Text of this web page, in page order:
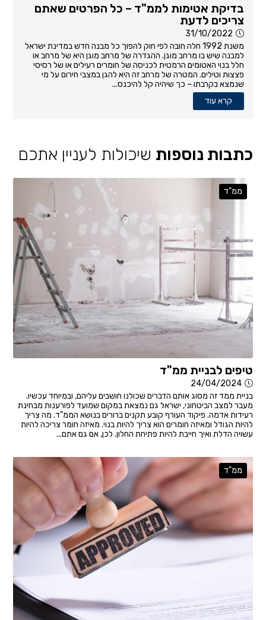
בדיקת אטימות לממ"ד – כל הפרטים שאתם
צריכים לדעת
31/10/2022
משנת 1992 חלה חובה לפי חוק להפוך כל מבנה חדש במדינת ישראל
למבנה שיש בו מרחב מוגן. ההגדרה של מרחב מוגן היא של מרחב או
חלל בנוי האטומים הרמטית לכניסה של חומרים רעילים או של רסיסי
פצצות וטילים. המטרה של מרחב זה היא להגן במצבי חירום על מי
שנמצא בקרבתו – כך שיהיה קל להיכנס...
קרא עוד
כתבות נוספות שיכולות לעניין אתכם
ממ"ד
טיפים לבניית ממ"ד
24/04/2024
בניית ממד זה מסוג אותם הדברים שכולנו חושבים עליהם, ובמיוחד עכשיו.
מעבר למצב הביטחוני, ישראל גם נמצאת במקום שמועד לפורענות מבחינת
רעידות אדמה. פיקוד העורף קובע תקנים ברורים בנושא הממ"ד. מה צריך
להיות הגודל ומאיזה חומרים הוא צריך להיות בנוי. מאיזה חומר צריכה להיות
עשויה הדלת ואיך חייבת להיות פתיחת החלון. לכן, אם גם אתם...
ממ"ד